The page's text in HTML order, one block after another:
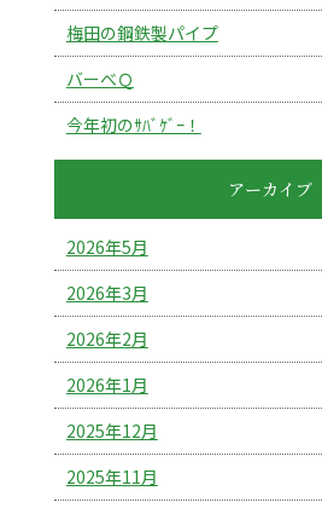
梅田の鋼鉄製パイプ
バーべＱ
今年初のｻﾊﾞｹﾞｰ！
アーカイブ
2026年5月
2026年3月
2026年2月
2026年1月
2025年12月
2025年11月